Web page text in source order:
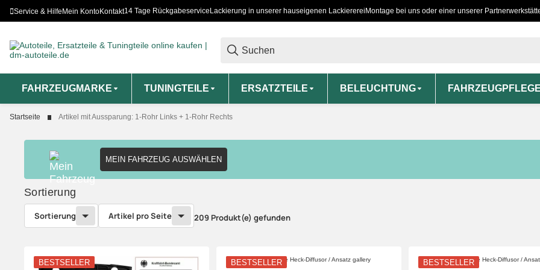
Service & HilfeMein KontoKontakt14 Tage Rückgabeservice Lackierung in unserer hauseigenen Lackiererei Montage bei uns oder einer unserer
FAHRZEUGMARKE TUNINGTEILE ERSATZTEILE BELEUCHTUNG
Startseite Artikel mit Aussparung: 1-Rohr Links + 1-Rohr Rechts
MEIN FAHRZEUG AUSWÄHLEN
Sortierung
Sortierung Artikel pro Seite 209 Produkt(e) gefunden
BESTSELLER BESTSELLER BESTSELLER